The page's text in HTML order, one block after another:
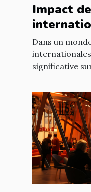
Impact
marché
français
Dans un
significative